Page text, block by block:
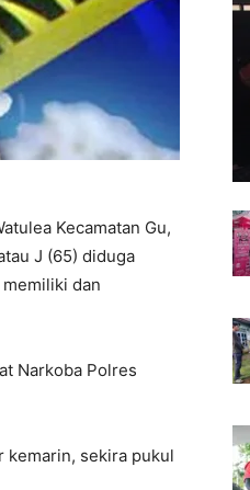
Kecamatan Gu,
J (65) diduga
dan
Narkoba Polres
kemarin, sekira pukul